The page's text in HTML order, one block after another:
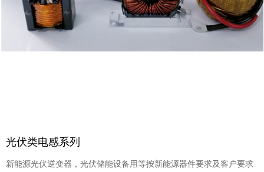
光伏类电感系列
新能源光伏逆变器，光伏储能设备用等按新能源器件要求及客户要求